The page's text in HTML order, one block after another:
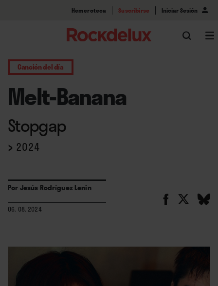
Hemeroteca Suscribirse Iniciar Sesión
Canción del día
Melt-Banana
Stopgap
› 2024
Por Jesús Rodríguez Lenin
06. 08. 2024